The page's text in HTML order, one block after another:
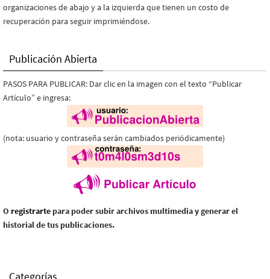
organizaciones de abajo y a la izquierda que tienen un costo de
recuperación para seguir imprimiéndose.
Publicación Abierta
PASOS PARA PUBLICAR: Dar clic en la imagen con el texto “Publicar
Artículo” e ingresa:
(nota: usuario y contraseña serán cambiados periódicamente)
O registrarte para poder subir archivos multimedia y generar el
historial de tus publicaciones.